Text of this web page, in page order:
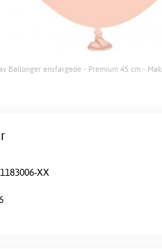
Ballonger ensfargede - Premium 45 cm -
XX